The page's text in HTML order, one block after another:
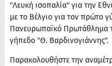
"Λευκή ισοπαλία" για την
με το Βέλγιο για τον πρώτο
Πανευρωπαϊκό Πρωτάθλημα
γήπεδο "Θ. Βαρδινογιάννης".
Παρακολουθήστε την